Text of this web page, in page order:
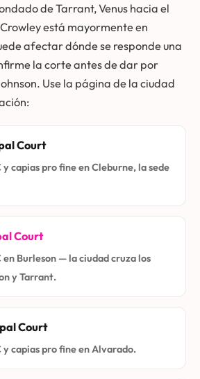
de Tarrant, Venus hacia el
está mayormente en
afectar dónde se responde una
la corte antes de dar por
Use la página de la ciudad
Court
y capias pro fine en Cleburne, la sede
Court
en Burleson — la ciudad cruza los
y Tarrant.
Court
y capias pro fine en Alvarado.